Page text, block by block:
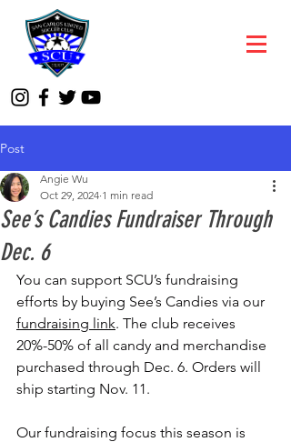
Post
See’s Candies Fundraiser Through
Dec. 6
Angie Wu
Oct 29, 2024 1 min read
You can support SCU’s fundraising
efforts by buying See’s Candies via our
fundraising link. The club receives
20%-50% of all candy and merchandise
purchased through Dec. 6. Orders will
ship starting Nov. 11.
Our fundraising focus this season is